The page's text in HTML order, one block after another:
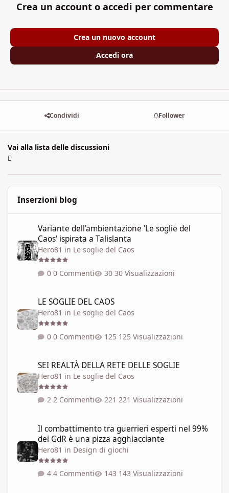
Crea un account o accedi per commentare
Crea un nuovo account
Accedi ora
Condividi Follower
Vai alla lista delle discussioni
Inserzioni blog
Variante dell'ambientazione 'Le soglie del
Caos' ispirata a Talislanta
Hero81 in Le soglie del Caos
0 Commenti 30 Visualizzazioni
LE SOGLIE DEL CAOS
Hero81 in Le soglie del Caos
0 Commenti 125 Visualizzazioni
SEI REALTÀ DELLA RETE DELLE SOGLIE
Hero81 in Le soglie del Caos
2 Commenti 221 Visualizzazioni
Il combattimento tra guerrieri esperti nel 99%
dei GdR è una pizza agghiacciante
Hero81 in Design di giochi
4 Commenti 143 Visualizzazioni